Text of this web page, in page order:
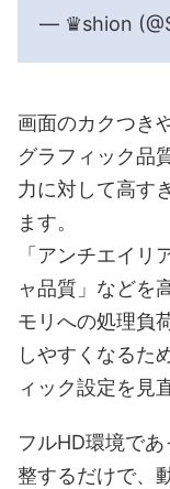
— ♛shion
画面のカクつき
グラフィック品
力に対して高す
ます。
「アンチエイリ
ャ品質」などを
モリへの処理負
しやすくなるた
ィック設定を見
フルHD環境で
整するだけで、